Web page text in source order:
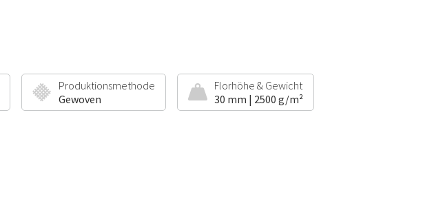
Produktionsmethode
Gewoven
Florhöhe & Gewicht
30 mm | 2500 g/m²